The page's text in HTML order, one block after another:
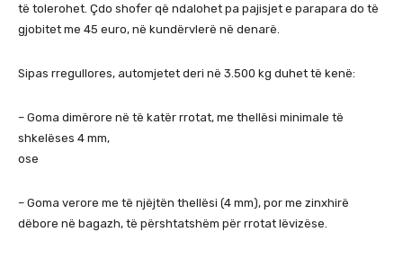
të tolerohet. Çdo shofer që ndalohet pa pajisjet e parapara do të
gjobitet me 45 euro, në kundërvlerë në denarë.
Sipas rregullores, automjetet deri në 3.500 kg duhet të kenë:
– Goma dimërore në të katër rrotat, me thellësi minimale të
shkelëses 4 mm,
ose
– Goma verore me të njëjtën thellësi (4 mm), por me zinxhirë
dëbore në bagazh, të përshtatshëm për rrotat lëvizëse.